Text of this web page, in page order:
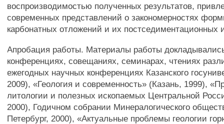
воспроизводимостью полученных результатов,
современных представлений о закономерностях
карбонатных отложений и их постседиментационных
Апробация работы. Материалы работы
конференциях, совещаниях, семинарах, чтениях
ежегодных научных конференциях Казанского
2009), «Геология и современность» (Казань, 1999),
литологии и полезных ископаемых Центральной
2000), Годичном собрании Минералогического
Петербург, 2000), «Актуальные проблемы геологии